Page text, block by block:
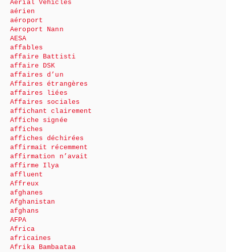
Aerial Vehicles
aérien
aéroport
Aeroport Nann
AESA
affables
affaire Battisti
affaire DSK
affaires d’un
Affaires étrangères
affaires liées
Affaires sociales
affichant clairement
Affiche signée
affiches
affiches déchirées
affirmait récemment
affirmation n’avait
affirme Ilya
affluent
Affreux
afghanes
Afghanistan
afghans
AFPA
Africa
africaines
Afrika Bambaataa